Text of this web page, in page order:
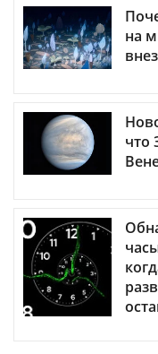
на
что